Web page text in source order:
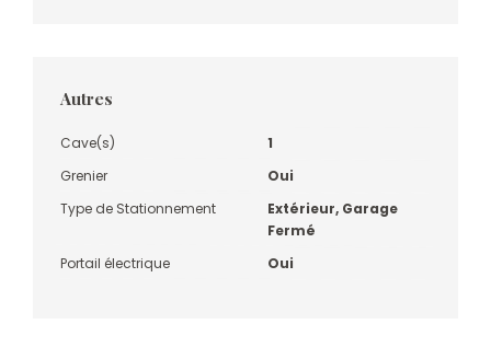
Autres
Cave(s)
1
Grenier
Oui
Type de Stationnement
Extérieur, Garage
Fermé
Portail électrique
Oui